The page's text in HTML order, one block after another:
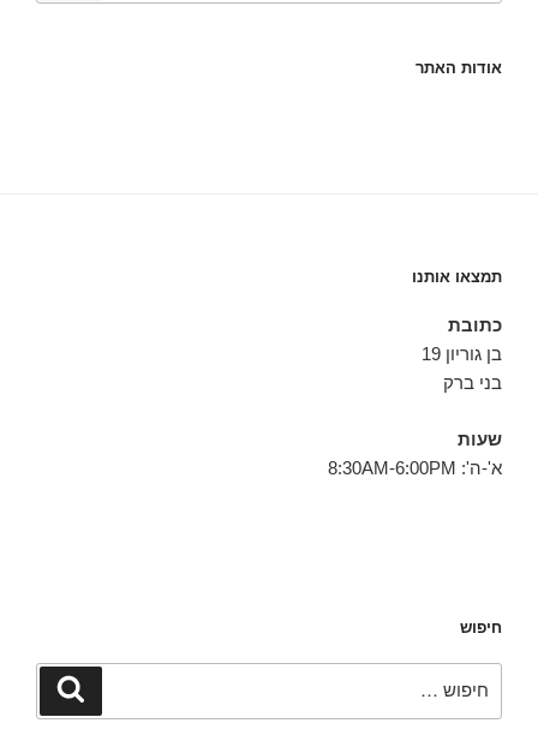
אודות האתר
תמצאו אותנו
כתובת
בן גוריון 19
בני ברק
שעות
א'-ה': 8:30AM-6:00PM
חיפוש
חיפוש